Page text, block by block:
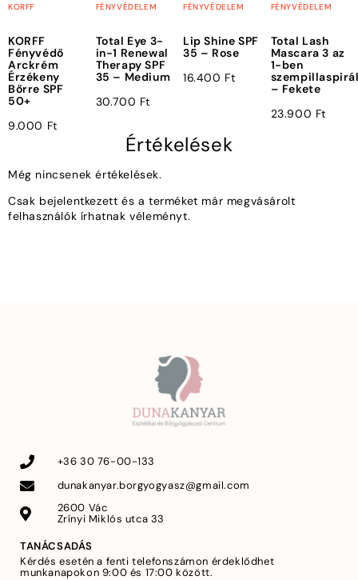
KORFF
KORFF
Fényvédő
Arckrém
Érzékeny
Bőrre SPF
50+
9.000 Ft
FÉNYVÉDELEM
Total Eye 3-
in-1 Renewal
Therapy SPF
35 – Medium
30.700 Ft
FÉNYVÉDELEM
Lip Shine SPF
35 – Rose
16.400 Ft
FÉNYVÉDELEM
Total Lash
Mascara 3 az
1-ben
– Fekete
23.900 Ft
Értékelések
Még nincsenek értékelések.
Csak bejelentkezett és a terméket már megvásárolt
felhasználók írhatnak véleményt.
+36 30 76-00-133
dunakanyar.borgyogyasz@gmail.com
2600 Vác
Zrínyi Miklós utca 33
TANÁCSADÁS
Kérdés esetén a fenti telefonszámon érdeklődhet
munkanapokon 9:00 és 17:00 között.